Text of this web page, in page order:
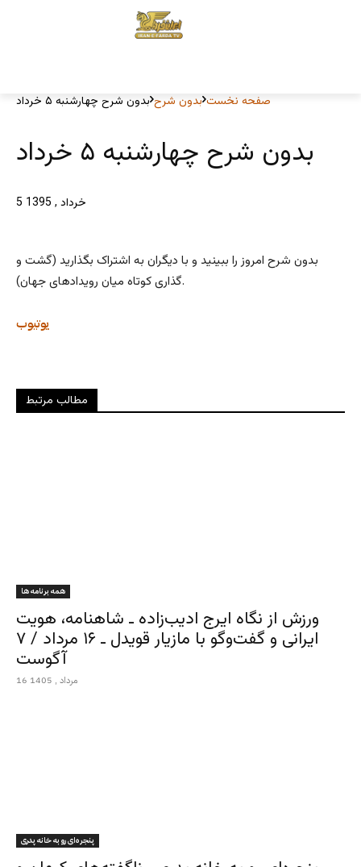
صفحه نخست بدون شرح بدون شرح چهارشنبه ۵ خرداد
بدون شرح چهارشنبه ۵ خرداد
5 خرداد , 1395
بدون شرح امروز را ببینید و با دیگران به اشتراک بگذارید (گشت و
گذاری کوتاه میان رویدادهای جهان).
یوتیوب
مطالب مرتبط
همه برنامه ها
ورزش از نگاه ایرج ادیب‌زاده ـ شاهنامه، هویت
ایرانی و گفت‌وگو با مازیار قویدل ـ ۱۶ مرداد / ۷
آگوست
16 مرداد , 1405
پنجره‌ای رو به خانه پدری